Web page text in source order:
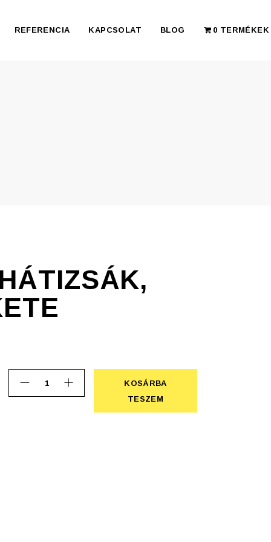
REFERENCIA KAPCSOLAT BLOG 0 TERMÉKEK
Carlito hátizsák, 600D, fekete quantity
KOSÁRBA
TESZEM